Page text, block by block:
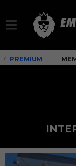
PREMIUM